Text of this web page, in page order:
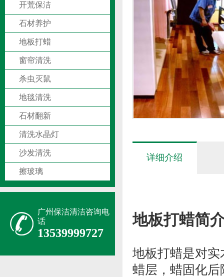
开荒保洁
石材养护
地板打蜡
窗帘清洗
杀虫灭鼠
地毯清洗
石材翻新
清洗水晶灯
沙发清洗
擦玻璃
广州保洁清洁咨询电
话
13539999727
详细介绍
地板打蜡简
地板打蜡是对
蜡层，蜡固化